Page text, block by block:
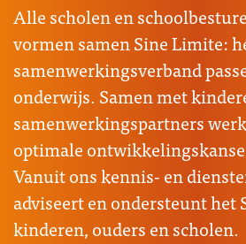
Alle scholen en
vormen samen Sine Limite:
samenwerkingsverband
onderwijs. Samen met
samenwerkingspartners
optimale
Vanuit ons kennis- en
adviseert en ondersteunt het
kinderen, ouders en scholen.